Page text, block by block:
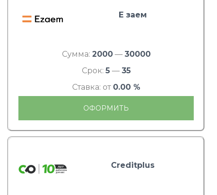
Е заем
Сумма: 2000— 30000
Срок: 5— 35
Ставка: от 0.00 %
ОФОРМИТЬ
Creditplus